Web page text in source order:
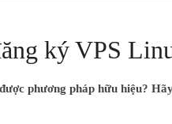
ký VPS
phương pháp hữu hiệu?